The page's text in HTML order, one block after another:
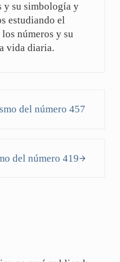
y su simbología y
estudiando el
números y su
vida diaria.
del número 457
del número 419